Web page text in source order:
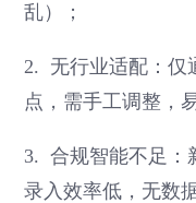
乱）；
2. 无行业适配：仅
点，需手工调整，
3. 合规智能不足：
录入效率低，无数